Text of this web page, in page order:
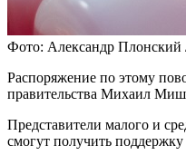
Фото: Александр
Распоряжение по этому
правительства Михаил
Представители малого и
смогут получить